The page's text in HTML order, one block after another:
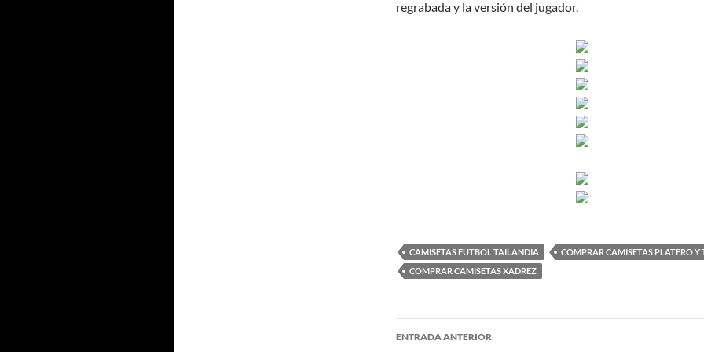
regrabada y la versión del jugador.
CAMISETAS FUTBOL TAILANDIA
COMPRAR CAMISETAS PLATERO Y
COMPRAR CAMISETAS XADREZ
Navegación
ENTRADA ANTERIOR